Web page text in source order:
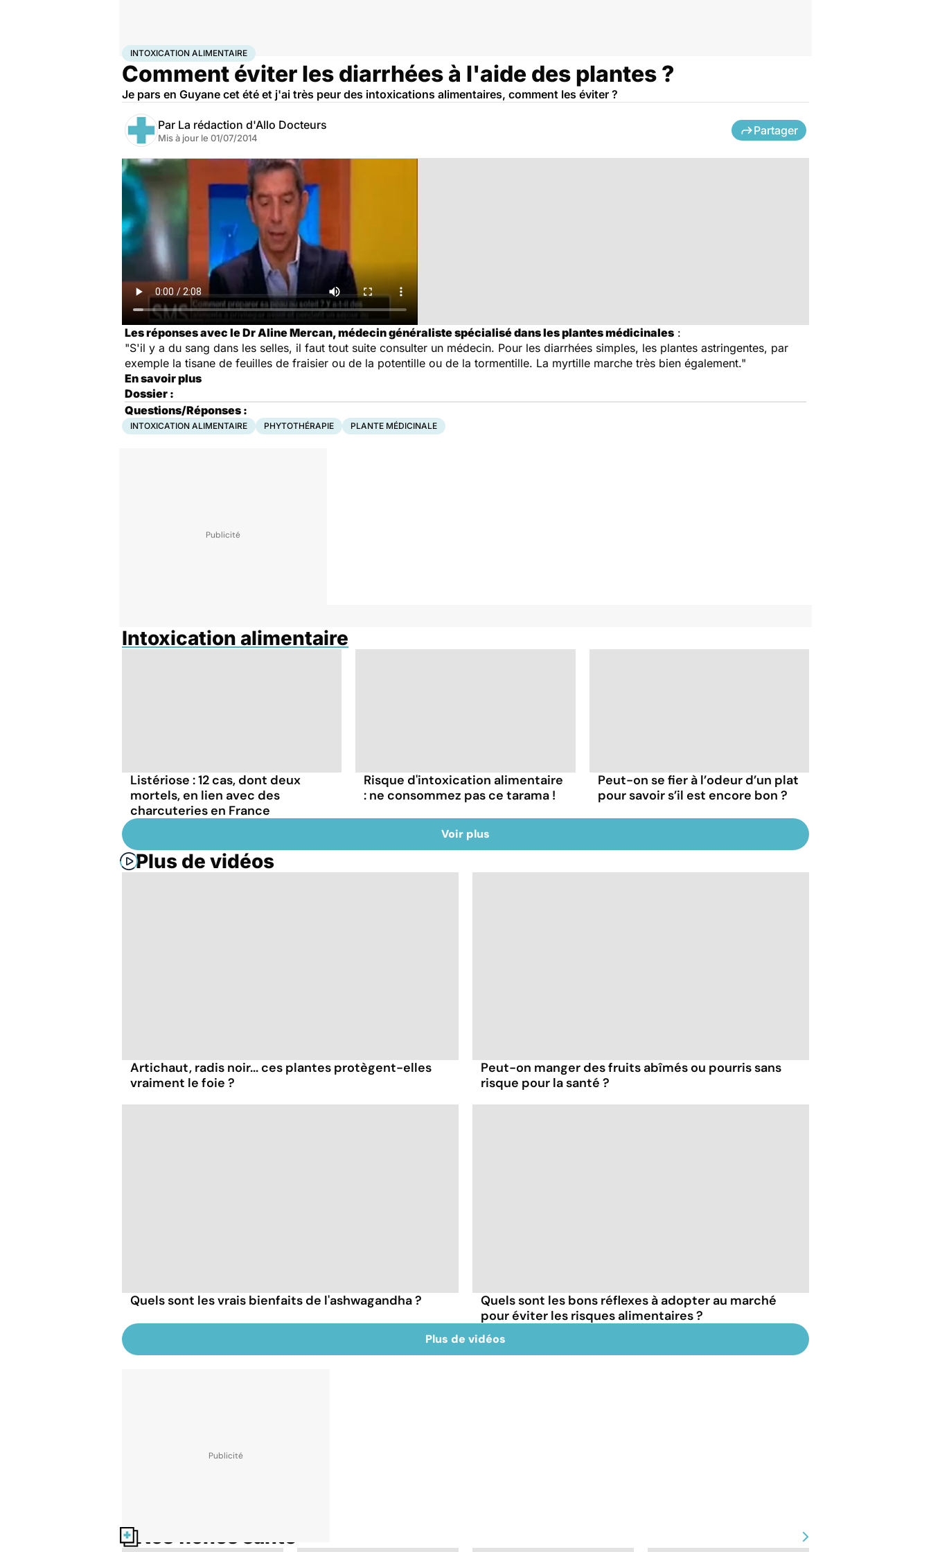
AccueilBien-êtreIntoxication alimentaire
INTOXICATION ALIMENTAIRE
Comment éviter les diarrhées à l'aide des plantes ?
Je pars en Guyane cet été et j'ai très peur des intoxications alimentaires, comment les éviter ?
Par La rédaction d'Allo Docteurs
Mis à jour le 01/07/2014
Partager
Les réponses avec le Dr Aline Mercan, médecin généraliste spécialisé dans les plantes médicinales :
"S'il y a du sang dans les selles, il faut tout suite consulter un médecin. Pour les diarrhées simples, les plantes astringentes, par
exemple la tisane de feuilles de fraisier ou de la potentille ou de la tormentille. La myrtille marche très bien également."
En savoir plus
Dossier :
Questions/Réponses :
INTOXICATION ALIMENTAIRE PHYTOTHÉRAPIE PLANTE MÉDICINALE
Intoxication alimentaire
Listériose : 12 cas, dont deux
mortels, en lien avec des
charcuteries en France
Risque d'intoxication alimentaire
: ne consommez pas ce tarama !
Peut-on se fier à l’odeur d’un plat
pour savoir s’il est encore bon ?
Voir plus
Plus de vidéos
Artichaut, radis noir... ces plantes protègent-elles
vraiment le foie ?
Peut-on manger des fruits abîmés ou pourris sans
risque pour la santé ?
Quels sont les vrais bienfaits de l'ashwagandha ?
Quels sont les bons réflexes à adopter au marché
pour éviter les risques alimentaires ?
Plus de vidéos
Nos fiches santé